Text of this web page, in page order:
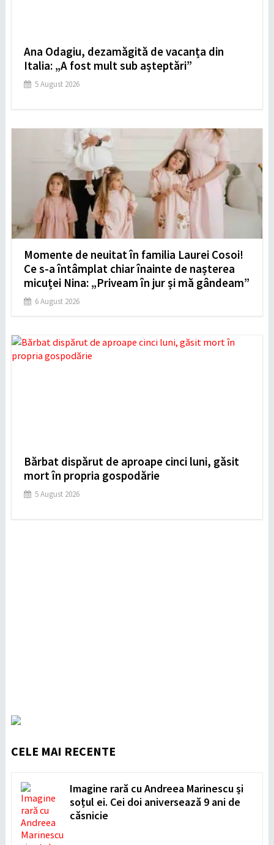
Ana Odagiu, dezamăgită de vacanța din
Italia: „A fost mult sub așteptări”
5 August 2026
Momente de neuitat în familia Laurei Cosoi!
Ce s-a întâmplat chiar înainte de nașterea
micuței Nina: „Priveam în jur și mă gândeam”
6 August 2026
Bărbat dispărut de aproape cinci luni, găsit
mort în propria gospodărie
5 August 2026
CELE MAI RECENTE
Imagine rară cu Andreea Marinescu și
soțul ei. Cei doi aniversează 9 ani de
căsnicie